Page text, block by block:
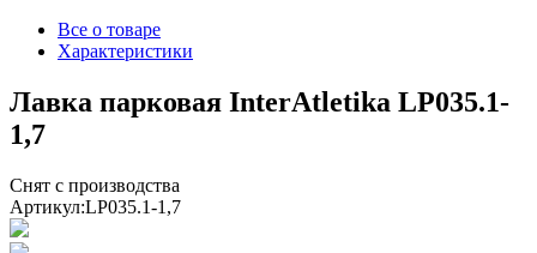
Все о товаре
Характеристики
Лавка парковая InterAtletika LP035.1-
1,7
Снят с производства
Артикул:LP035.1-1,7